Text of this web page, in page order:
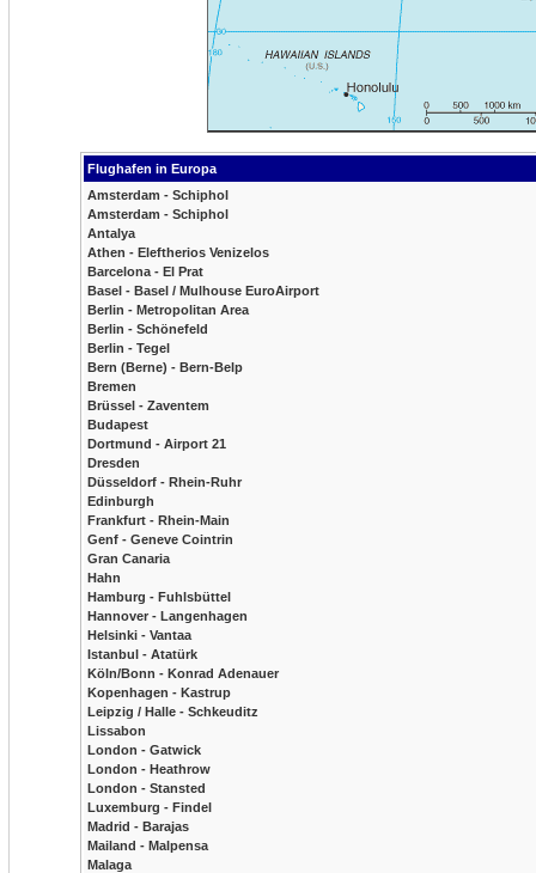
Flughafen in Europa
Amsterdam - Schiphol
Amsterdam - Schiphol
Antalya
Athen - Eleftherios Venizelos
Barcelona - El Prat
Basel - Basel / Mulhouse EuroAirport
Berlin - Metropolitan Area
Berlin - Schönefeld
Berlin - Tegel
Bern (Berne) - Bern-Belp
Bremen
Brüssel - Zaventem
Budapest
Dortmund - Airport 21
Dresden
Düsseldorf - Rhein-Ruhr
Edinburgh
Frankfurt - Rhein-Main
Genf - Geneve Cointrin
Gran Canaria
Hahn
Hamburg - Fuhlsbüttel
Hannover - Langenhagen
Helsinki - Vantaa
Istanbul - Atatürk
Köln/Bonn - Konrad Adenauer
Kopenhagen - Kastrup
Leipzig / Halle - Schkeuditz
Lissabon
London - Gatwick
London - Heathrow
London - Stansted
Luxemburg - Findel
Madrid - Barajas
Mailand - Malpensa
Malaga